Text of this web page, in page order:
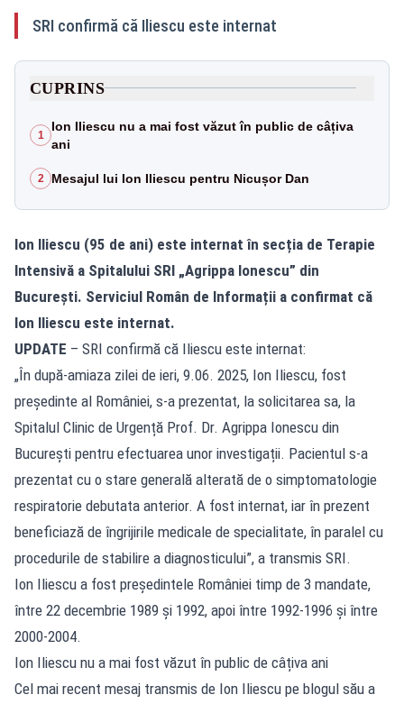
SRI confirmă că Iliescu este internat
CUPRINS
1
Ion Iliescu nu a mai fost văzut în public de câțiva
ani
2 Mesajul lui Ion Iliescu pentru Nicușor Dan
Ion Iliescu (95 de ani) este internat în secția de Terapie
Intensivă a Spitalului SRI „Agrippa Ionescu” din
București. Serviciul Român de Informații a confirmat că
Ion Iliescu este internat.
UPDATE – SRI confirmă că Iliescu este internat:
„În după-amiaza zilei de ieri, 9.06. 2025, Ion Iliescu, fost
președinte al României, s-a prezentat, la solicitarea sa, la
Spitalul Clinic de Urgență Prof. Dr. Agrippa Ionescu din
București pentru efectuarea unor investigații. Pacientul s-a
prezentat cu o stare generală alterată de o simptomatologie
respiratorie debutata anterior. A fost internat, iar în prezent
beneficiază de îngrijirile medicale de specialitate, în paralel cu
procedurile de stabilire a diagnosticului”, a transmis SRI.
Ion Iliescu a fost președintele României timp de 3 mandate,
între 22 decembrie 1989 și 1992, apoi între 1992-1996 și între
2000-2004.
Ion Iliescu nu a mai fost văzut în public de câțiva ani
Cel mai recent mesaj transmis de Ion Iliescu pe blogul său a